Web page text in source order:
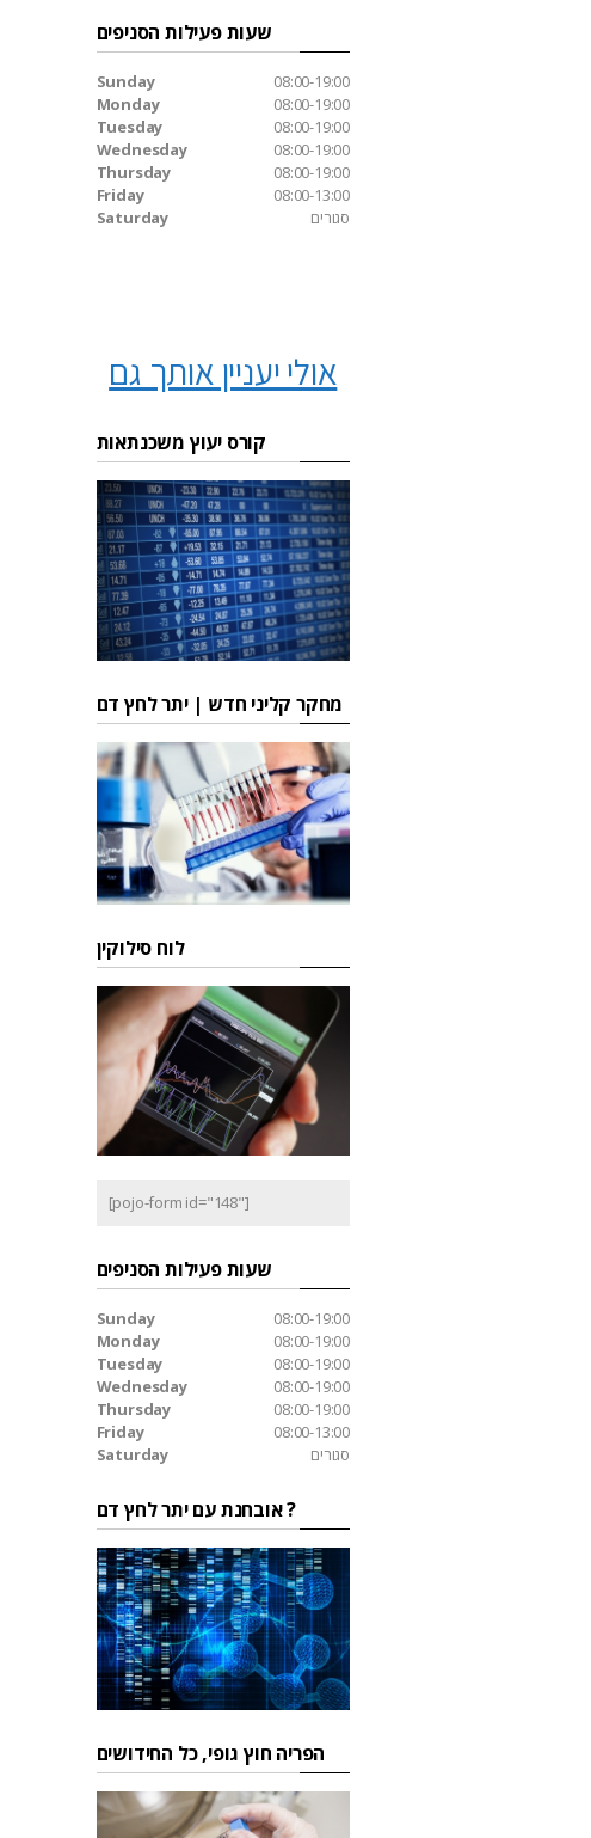
שעות פעילות הסניפים
Sunday
08:00-19:00
Monday
08:00-19:00
Tuesday
08:00-19:00
Wednesday
08:00-19:00
Thursday
08:00-19:00
Friday
08:00-13:00
Saturday
סגורים
אולי יעניין אותך גם
קורס יעוץ משכנתאות
מחקר קליני חדש | יתר לחץ דם
לוח סילוקין
[pojo-form id="148"]
שעות פעילות הסניפים
Sunday
08:00-19:00
Monday
08:00-19:00
Tuesday
08:00-19:00
Wednesday
08:00-19:00
Thursday
08:00-19:00
Friday
08:00-13:00
Saturday
סגורים
אובחנת עם יתר לחץ דם ?
הפריה חוץ גופי, כל החידושים